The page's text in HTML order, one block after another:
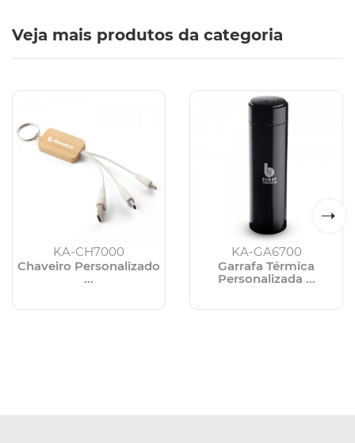
Veja mais produtos da categoria
KA-CH7000
Chaveiro Personalizado
...
KA-GA6700
Garrafa Térmica
Personalizada ...